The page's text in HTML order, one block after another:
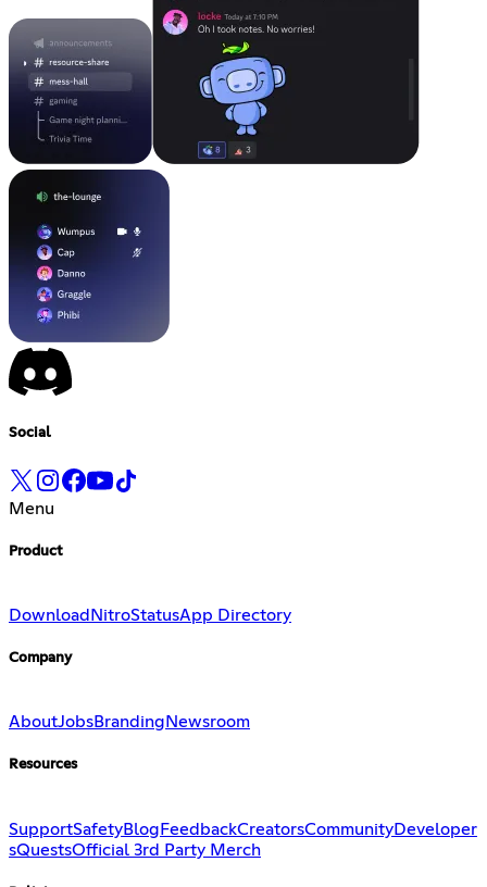
Social
Menu
Product
Download NitroStatusApp Directory
Company
AboutJobsBranding Newsroom
Resources
SupportSafetyBlog FeedbackCreatorsCommunityDeveloper
sQuestsOfficial 3rd Party Merch